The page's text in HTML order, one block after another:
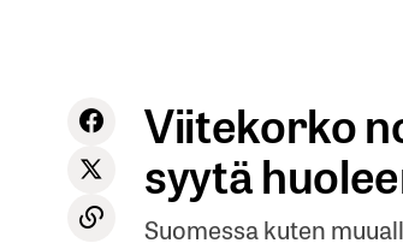
Viitekorko
syytä
Suomessa kuten